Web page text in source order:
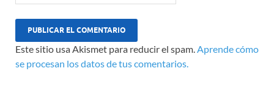
Este sitio usa Akismet para reducir el spam.Aprende cómo
se procesan los datos de tus comentarios.